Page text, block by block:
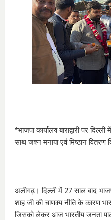
*भाजपा कार्यालय बाराद्वारी पर
साथ जश्न मनाया एवं मिष्ठान वितरण
अलीगढ़। दिल्ली में 27 साल बाद
शाह जी की चाणक्य नीति के कारण
जिसको लेकर आज भारतीय जनता